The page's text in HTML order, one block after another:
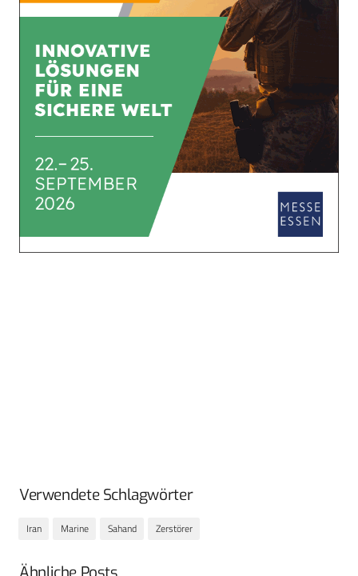
Verwendete Schlagwörter
Iran Marine Sahand Zerstörer